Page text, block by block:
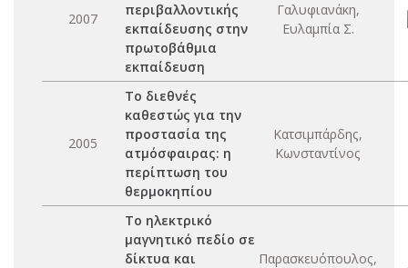
2007
περιβαλλοντικής
εκπαίδευσης στην
πρωτοβάθμια
εκπαίδευση
Γαλυφιανάκη,
Ευλαμπία Σ.
2005
Το διεθνές
καθεστώς για την
προστασία της
ατμόσφαιρας: η
περίπτωση του
θερμοκηπίου
Κατσιμπάρδης,
Κωνσταντίνος
Το ηλεκτρικό
μαγνητικό πεδίο σε
δίκτυα και
Παρασκευόπουλος,